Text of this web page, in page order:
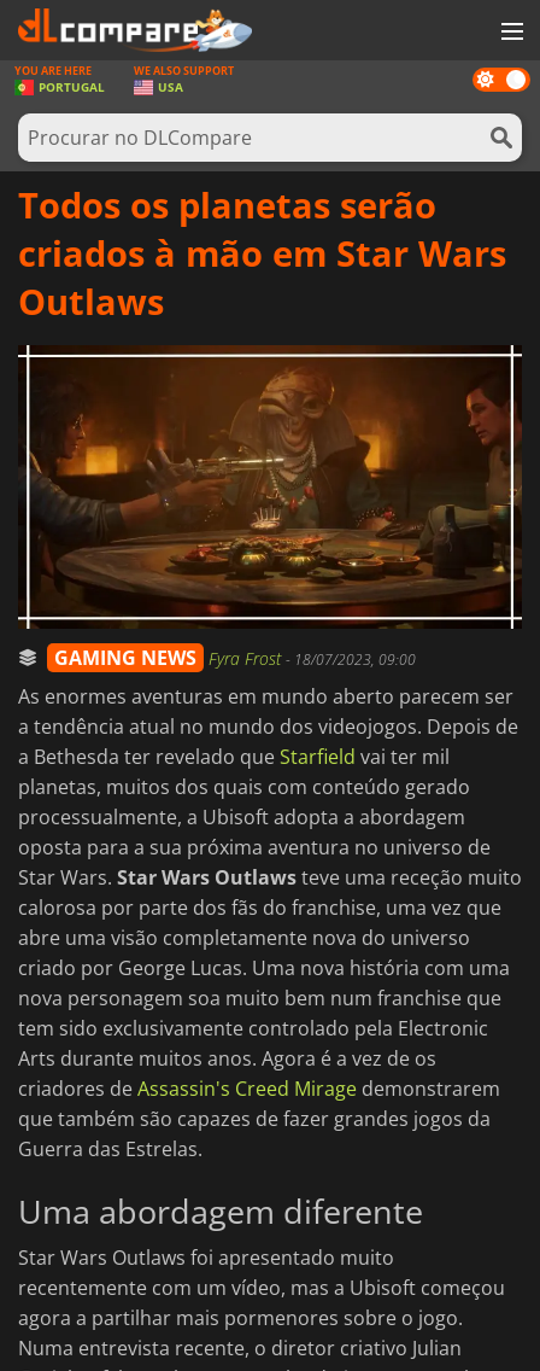
JOGOS
GAME CARDS
SOFTWARE
ENTRAR OU REGISTAR
Dark
mode
YOU ARE HERE
PORTUGAL
WE ALSO SUPPORT
USA
Todos os planetas serão
criados à mão em Star Wars
Outlaws
GAMING NEWS Fyra Frost- 18/07/2023, 09:00
As enormes aventuras em mundo aberto parecem ser
a tendência atual no mundo dos videojogos. Depois de
a Bethesda ter revelado queStarfield vai ter mil
planetas, muitos dos quais com conteúdo gerado
processualmente, a Ubisoft adopta a abordagem
oposta para a sua próxima aventura no universo de
Star Wars. Star Wars Outlawsteve uma receção muito
calorosa por parte dos fãs do franchise, uma vez que
abre uma visão completamente nova do universo
criado por George Lucas. Uma nova história com uma
nova personagem soa muito bem num franchise que
tem sido exclusivamente controlado pela Electronic
Arts durante muitos anos. Agora é a vez de os
criadores deAssassin's Creed Mirage demonstrarem
que também são capazes de fazer grandes jogos da
Guerra das Estrelas.
Uma abordagem diferente
Star Wars Outlaws foi apresentado muito
recentemente com um vídeo, mas a Ubisoft começou
agora a partilhar mais pormenores sobre o jogo.
Numa entrevista recente, o diretor criativo Julian